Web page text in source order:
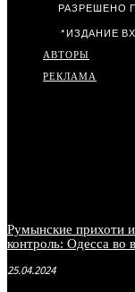
РАЗРЕШЕНО
*ИЗДАНИЕ
АВТОРЫ
РЕКЛАМА
Румынские прихоти
контроль: Одесса
25.04.2024